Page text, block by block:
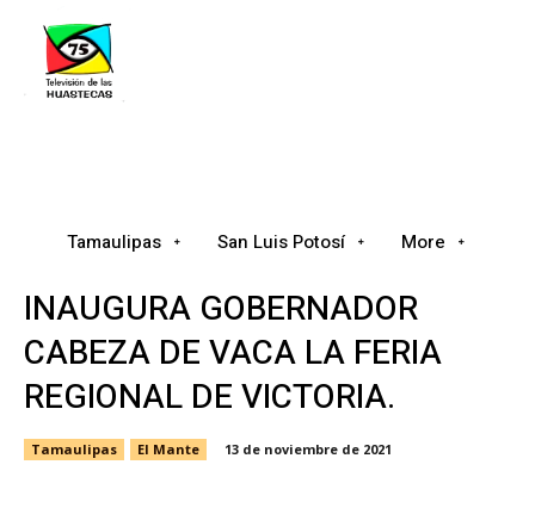
Tamaulipas San Luis Potosí More
INAUGURA GOBERNADOR
CABEZA DE VACA LA FERIA
REGIONAL DE VICTORIA.
Tamaulipas El Mante 13 de noviembre de 2021